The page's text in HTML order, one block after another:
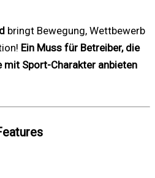
bringt Bewegung, Wettbewerb
Ein Muss für Betreiber, die
mit Sport-Charakter anbieten